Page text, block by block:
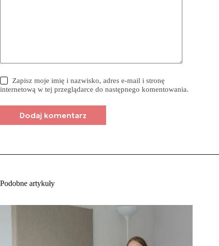
Zapisz moje imię i nazwisko, adres e-mail i stronę
internetową w tej przeglądarce do następnego komentowania.
Dodaj komentarz
Podobne artykuły